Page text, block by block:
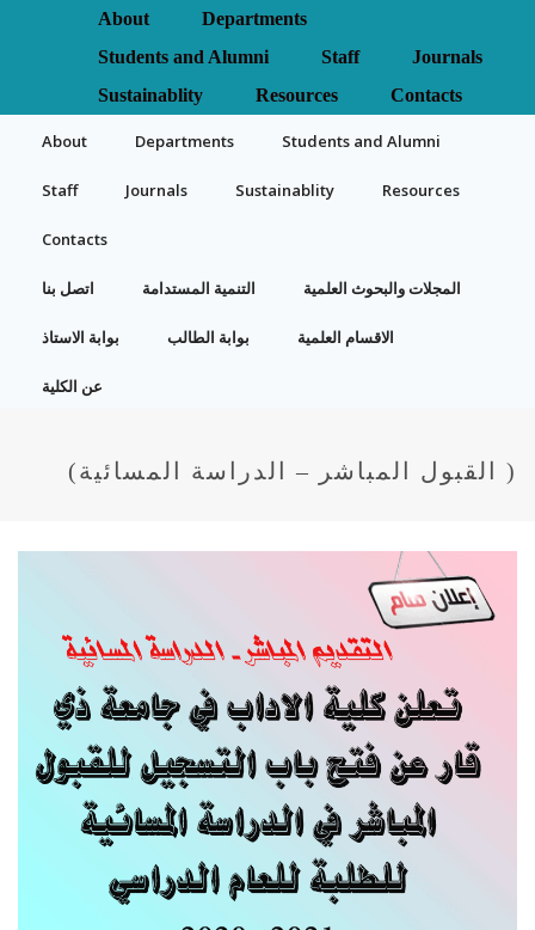
About
Departments
Students and Alumni
Staff
Journals
Sustainablity
Resources Contacts
About Departments Students and Alumni
Staff Journals Sustainablity Resources
Contacts
اتصل بنا التنمية المستدامة المجلات والبحوث العلمية
بوابة الاستاذ بوابة الطالب الاقسام العلمية
عن الكلية
( القبول المباشر – الدراسة المسائية)